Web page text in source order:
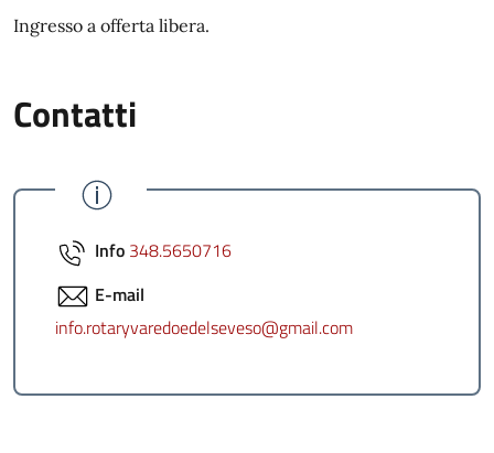
Ingresso a offerta libera.
Contatti
Info 348.5650716
E-mail
info.rotaryvaredoedelseveso@gmail.com